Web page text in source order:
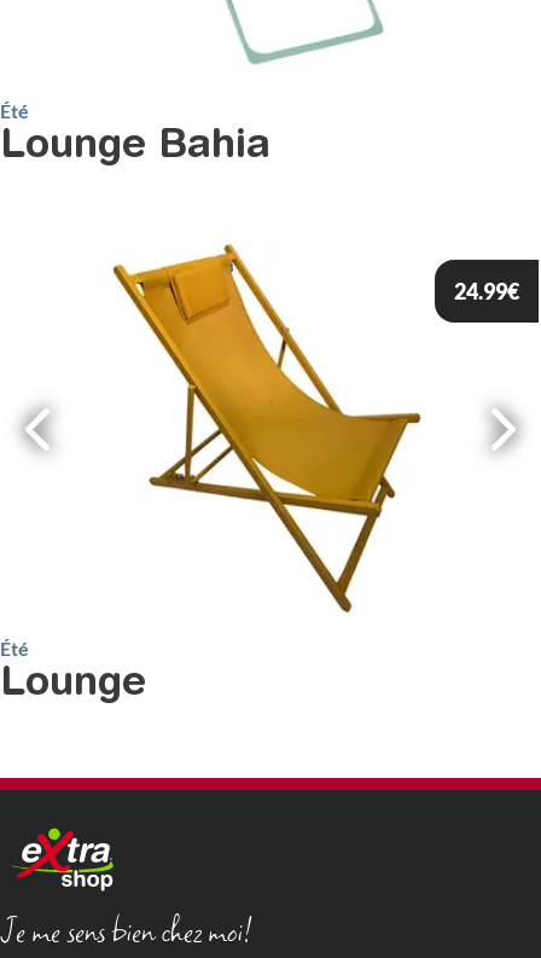
Été
Lounge Bahia
24.99€
Été
Lounge
Je me sens bien chez moi!